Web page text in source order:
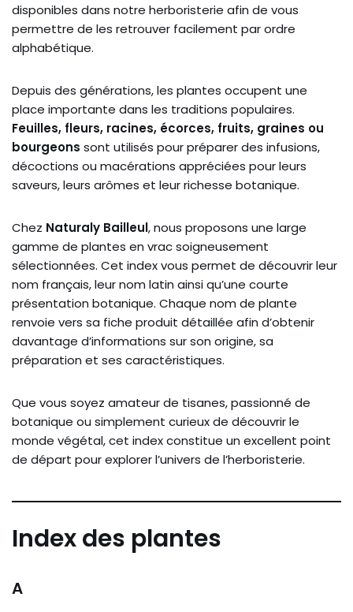
disponibles dans notre herboristerie afin de vous
permettre de les retrouver facilement par ordre
alphabétique.
Depuis des générations, les plantes occupent une
place importante dans les traditions populaires.
Feuilles, fleurs, racines, écorces, fruits, graines ou
bourgeons sont utilisés pour préparer des infusions,
décoctions ou macérations appréciées pour leurs
saveurs, leurs arômes et leur richesse botanique.
Chez Naturaly Bailleul, nous proposons une large
gamme de plantes en vrac soigneusement
sélectionnées. Cet index vous permet de découvrir leur
nom français, leur nom latin ainsi qu’une courte
présentation botanique. Chaque nom de plante
renvoie vers sa fiche produit détaillée afin d’obtenir
davantage d’informations sur son origine, sa
préparation et ses caractéristiques.
Que vous soyez amateur de tisanes, passionné de
botanique ou simplement curieux de découvrir le
monde végétal, cet index constitue un excellent point
de départ pour explorer l’univers de l’herboristerie.
Index des plantes
A